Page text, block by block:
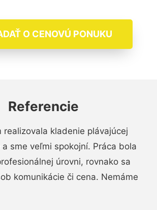
O CENOVÚ PONUKU
Referencie
realizovala kladenie plávajúcej
sme veľmi spokojní. Práca bola
úrovni, rovnako sa
komunikácie či cena. Nemáme